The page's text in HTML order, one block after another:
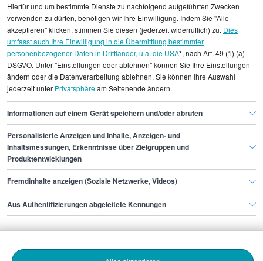
Durchschnittswerte und die Angaben können nicht
einzelnen Stellenangeboten zugeordnet werden.
Gehaltsinformationen
IT
Manager Application Management
Manager Application Management Duisburg
Finde den Job,
der zu dir passt.
Bewerbende
Hierfür und um bestimmte Dienste zu nachfolgend aufgeführten Zwecken
verwenden zu dürfen, benötigen wir Ihre Einwilligung. Indem Sie "Alle
akzeptieren" klicken, stimmen Sie diesen (jederzeit widerruflich) zu. Dies
umfasst auch Ihre Einwilligung in die Übermittlung bestimmter
personenbezogener Daten in Drittländer, u.a. die USA*, nach Art. 49 (1) (a)
DSGVO. Unter "Einstellungen oder ablehnen" können Sie Ihre Einstellungen
ändern oder die Datenverarbeitung ablehnen. Sie können Ihre Auswahl
jederzeit unter Privatsphäream Seitenende ändern.
Informationen auf einem Gerät speichern und/oder abrufen
Personalisierte Anzeigen und Inhalte, Anzeigen- und
Inhaltsmessungen, Erkenntnisse über Zielgruppen und
Produktentwicklungen
Fremdinhalte anzeigen (Soziale Netzwerke, Videos)
Aus Authentifizierungen abgeleitete Kennungen